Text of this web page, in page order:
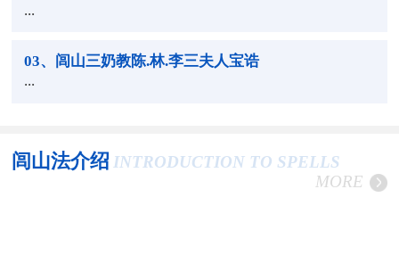
...
03、闾山三奶教陈.林.李三夫人宝诰
...
闾山法介绍 INTRODUCTION TO SPELLS
MORE